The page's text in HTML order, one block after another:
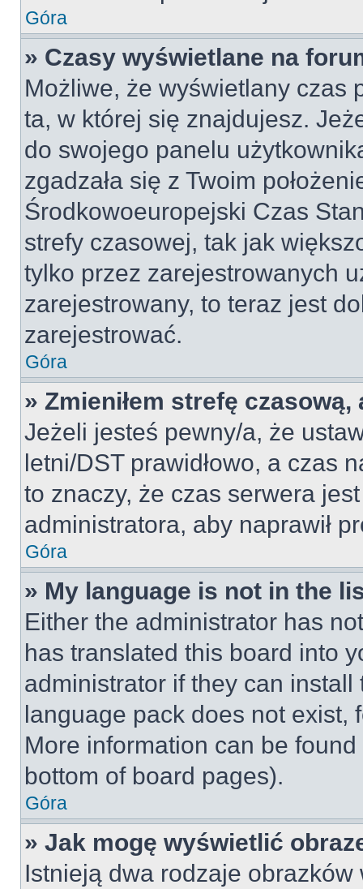
Góra
» Czasy wyświetlane na
Możliwe, że wyświetlany czas
ta, w której się znajdujesz.
do swojego panelu
zgadzała się z Twoim
Środkowoeuropejski Czas
strefy czasowej, tak jak
tylko przez zarejestrowanych
zarejestrowany, to teraz jest
zarejestrować.
Góra
» Zmieniłem strefę
Jeżeli jesteś pewny/a, że
letni/DST prawidłowo, a czas
to znaczy, że czas serwera
administratora, aby naprawił
Góra
» My language is not in the
Either the administrator has
has translated this board into
administrator if they can
language pack does not exist,
More information can be
bottom of board pages).
Góra
» Jak mogę wyświetlić
Istnieją dwa rodzaje